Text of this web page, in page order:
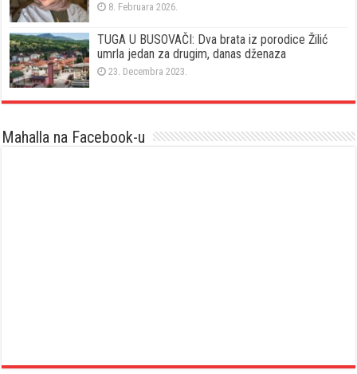
8. Februara 2026.
TUGA U BUSOVAČI: Dva brata iz porodice Žilić
umrla jedan za drugim, danas dženaza
23. Decembra 2023.
Mahalla na Facebook-u